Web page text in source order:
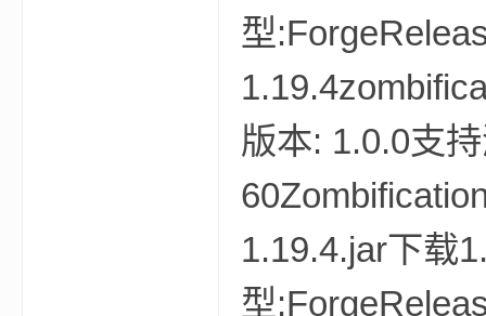
型
版本: 1.0.0支
1.19.4.jar下载
型